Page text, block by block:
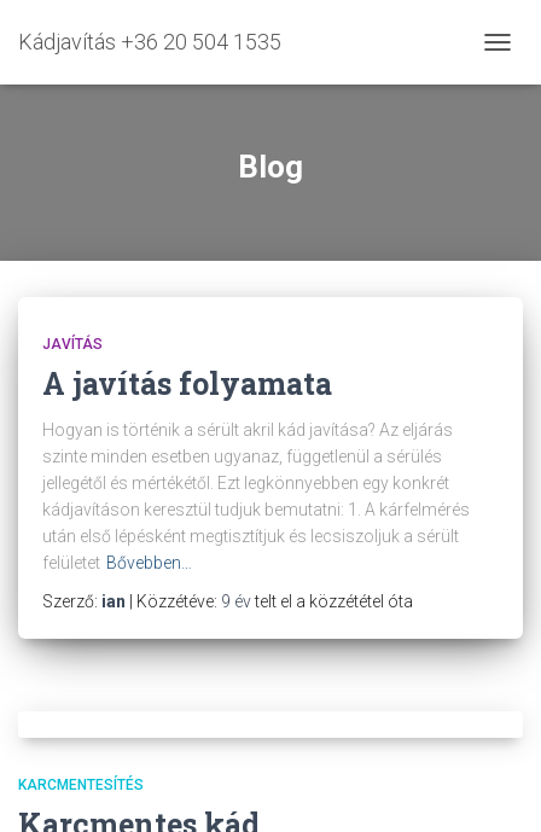
Kádjavítás +36 20 504 1535
BE-/
Blog
JAVÍTÁS
A javítás folyamata
Hogyan is történik a sérült akril kád javítása? Az eljárás
szinte minden esetben ugyanaz, függetlenül a sérülés
jellegétől és mértékétől. Ezt legkönnyebben egy konkrét
kádjavításon keresztül tudjuk bemutatni: 1. A kárfelmérés
után első lépésként megtisztítjuk és lecsiszoljuk a sérült
felületet Bővebben…
Szerző: ian | Közzétéve: 9 évtelt el a közzététel óta
KARCMENTESÍTÉS